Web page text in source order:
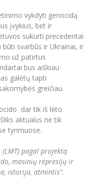
vykdyti genocidą
įvykius, bet ir
sukurti precedentai
svarbūs ir Ukrainai, ir
už patirtus
bus aiškiau
galėtų tapti
greičiau.
dar tik iš lėto
aktualus ne tik
tyrimuose.
pagal projektą
masinių represijų ir
istorija, atmintis“.